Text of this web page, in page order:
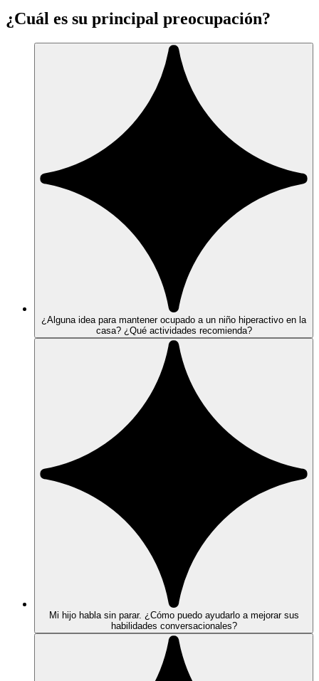
¿Cuál es su principal preocupación?
¿Alguna idea para mantener ocupado a un niño hiperactivo en la
casa? ¿Qué actividades recomienda?
Mi hijo habla sin parar. ¿Cómo puedo ayudarlo a mejorar sus
habilidades conversacionales?